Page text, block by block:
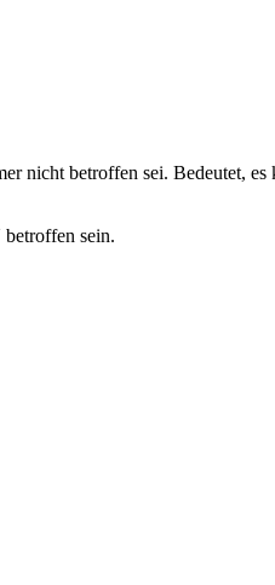
nicht betroffen sei. Bedeutet, es
sein.